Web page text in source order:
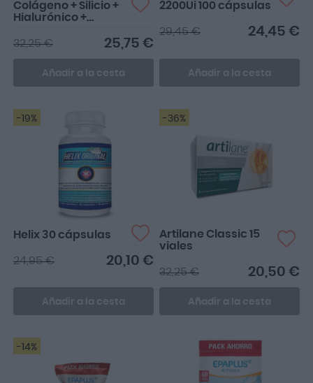
Colágeno + Silicio +
Hialurónico +
Limón 334g 2 ud 25,75 €
32,25 €
Añadir a la cesta
2200Ui 100 cápsulas
24,45 €
29,45 €
Añadir a la cesta
-19%
Helix 30 cápsulas
20,10 €
24,95 €
Añadir a la cesta
-36%
Artilane Classic 15
viales
20,50 €
32,25 €
Añadir a la cesta
-14%